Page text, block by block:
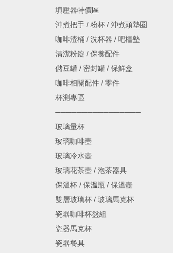
填壓器特價區
沖煮把手 / 粉杯 / 沖煮頭墊圈
咖啡渣桶 / 洗杯器 / 吧檯墊
清潔粉錠 / 保養配件
儲豆罐 / 密封罐 / 保鮮盒
咖啡相關配件 / 零件
杯測專區
────────────────
玻璃量杯
玻璃咖啡壺
玻璃冷水壺
玻璃花茶壺 / 泡茶器具
保溫杯 / 保溫瓶 / 保溫壺
雙層玻璃杯 / 玻璃馬克杯
瓷器咖啡杯盤組
瓷器馬克杯
瓷器餐具